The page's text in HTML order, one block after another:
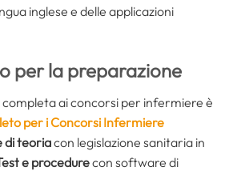
inglese e delle applicazioni
per la preparazione
ai concorsi per infermiere è
per i Concorsi Infermiere
di teoriacon legislazione sanitaria in
e procedurecon software di